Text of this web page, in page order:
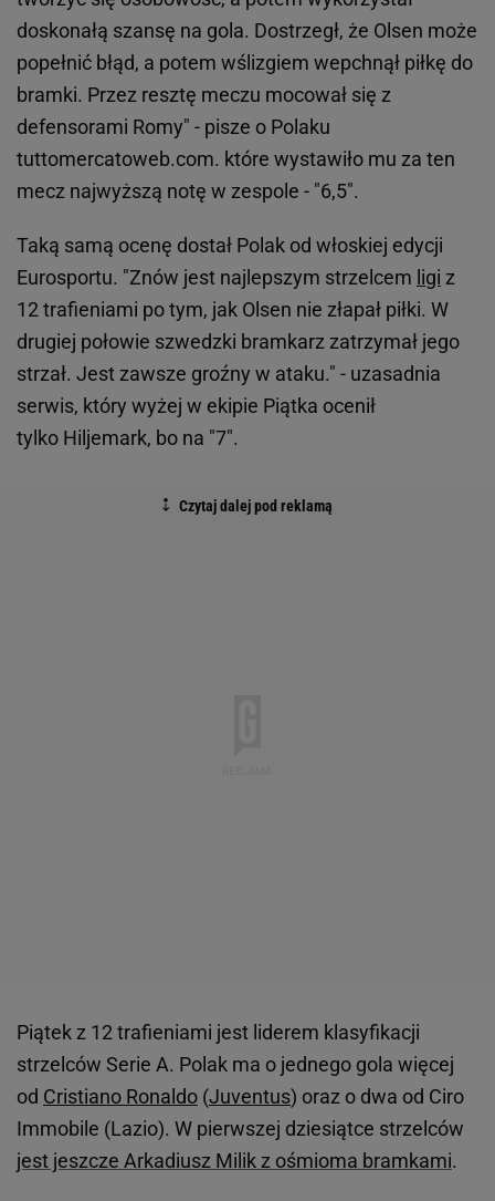
doskonałą szansę na gola. Dostrzegł, że Olsen może
popełnić błąd, a potem wślizgiem wepchnął piłkę do
bramki. Przez resztę meczu mocował się z
defensorami Romy" - pisze o Polaku
tuttomercatoweb.com. które wystawiło mu za ten
mecz najwyższą notę w zespole - "6,5".
Taką samą ocenę dostał Polak od włoskiej edycji
Eurosportu. "Znów jest najlepszym strzelcem ligi z
12 trafieniami po tym, jak Olsen nie złapał piłki. W
drugiej połowie szwedzki bramkarz zatrzymał jego
strzał. Jest zawsze groźny w ataku." - uzasadnia
serwis, który wyżej w ekipie Piątka ocenił
tylko Hiljemark, bo na "7".
Piątek z 12 trafieniami jest liderem klasyfikacji
strzelców Serie A. Polak ma o jednego gola więcej
od Cristiano Ronaldo (Juventus) oraz o dwa od Ciro
Immobile (Lazio). W pierwszej dziesiątce strzelców
jest jeszcze Arkadiusz Milik z ośmioma bramkami.